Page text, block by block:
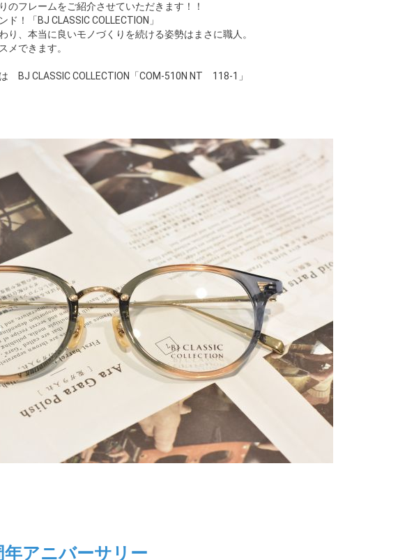
のフレームをご紹介させていただきます！！
！「BJ CLASSIC COLLECTION」
り、本当に良いモノづくりを続ける姿勢はまさに職人。
メできます。
BJ CLASSIC COLLECTION「COM-510N NT 118-1」
アニバーサリー